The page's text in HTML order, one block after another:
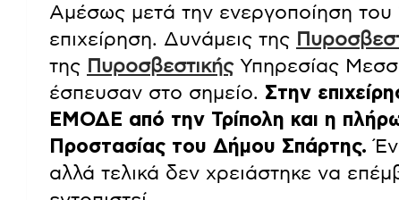
Αμέσως μετά την ενεργοποίηση του
επιχείρηση. Δυνάμεις της
της ΠυροσβεστικήςΥπηρεσίας
έσπευσαν στο σημείο. Στην
ΕΜΟΔΕ από την Τρίπολη και η
Προστασίας του Δήμου Σπάρτης.
αλλά τελικά δεν χρειάστηκε να